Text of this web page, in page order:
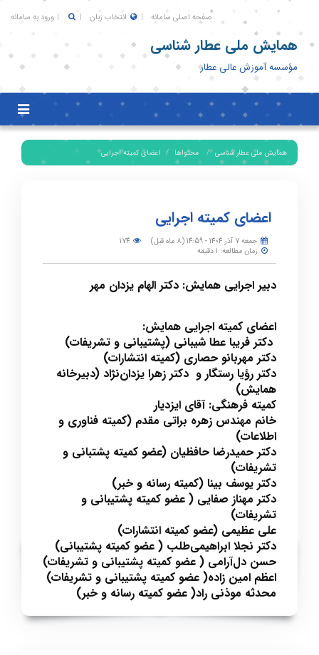
صفحه اصلی سامانه انتخاب زبان ورود به سامانه
همایش ملی عطار شناسی
مؤسسه آموزش عالی عطار
Toggle
همایش ملی عطار شناسی محتواها اعضای کمیته اجرایی
اعضای کمیته اجرایی
جمعه 7 آذر 1404 - 14:59 (8 ماه قبل)
زمان مطالعه: 1 دقیقه
دبیر اجرایی همایش: دکتر الهام یزدان مهر
اعضای کمیته اجرایی همایش:
دکتر فریبا عطا شیبانی (پشتیبانی و تشریفات)
دکتر مهربانو حصاری (کمیته انتشارات)
دکتر رؤیا رستگار و دکتر زهرا یزدان‌نژاد (دبیرخانه
همایش)
کمیته فرهنگی: آقای ایزدیار
خانم مهندس زهره براتی مقدم (کمیته فناوری و
اطلاعات)
دکتر حمیدرضا حافظیان (عضو کمیته پشتبانی و
تشریفات)
دکتر یوسف بینا (کمیته رسانه و خبر)
دکتر مهناز صفایی ( عضو کمیته پشتیبانی و
تشریفات)
علی عظیمی (عضو کمیته انتشارات)
دکتر نجلا ابراهیمی‌طلب ( عضو کمیته پشتیبانی)
حسن دل‌آرامی ( عضو کمیته پشتیبانی و تشریفات)
اعظم امین زاده( عضو کمیته پشتیبانی و تشریفات)
محدثه موذنی راد( عضو کمیته رسانه و خبر)